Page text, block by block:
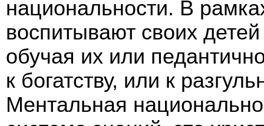
национальности. В
воспитывают своих
обучая их или
к богатству, или к
Ментальная